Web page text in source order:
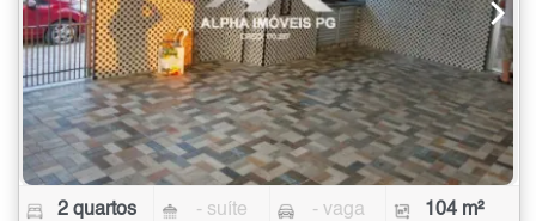
2 quartos - suíte - vaga 104 m²